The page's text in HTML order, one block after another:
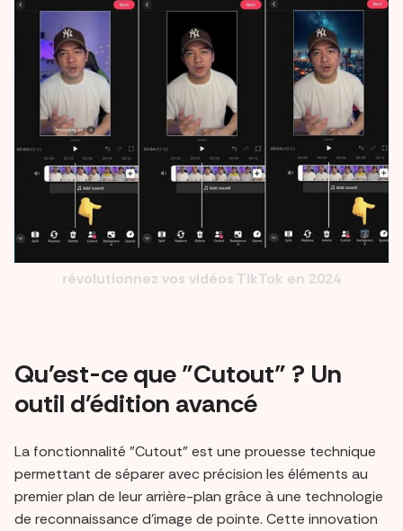
révolutionnez vos vidéos TikTok en 2024
Qu'est-ce que "Cutout" ? Un
outil d'édition avancé
La fonctionnalité "Cutout" est une prouesse technique
permettant de séparer avec précision les éléments au
premier plan de leur arrière-plan grâce à une technologie
de reconnaissance d'image de pointe. Cette innovation